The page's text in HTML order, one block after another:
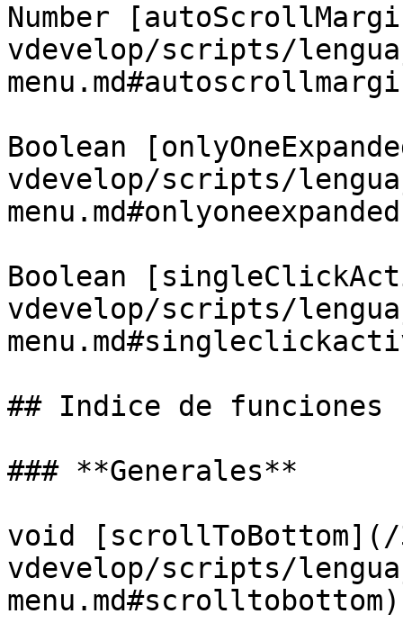
Number
vdevelop/scripts/
Boolean
vdevelop/scripts/
Boolean
vdevelop/scripts/
## Indice de funciones
### **Generales**
void [scrollToBottom](/
vdevelop/scripts/